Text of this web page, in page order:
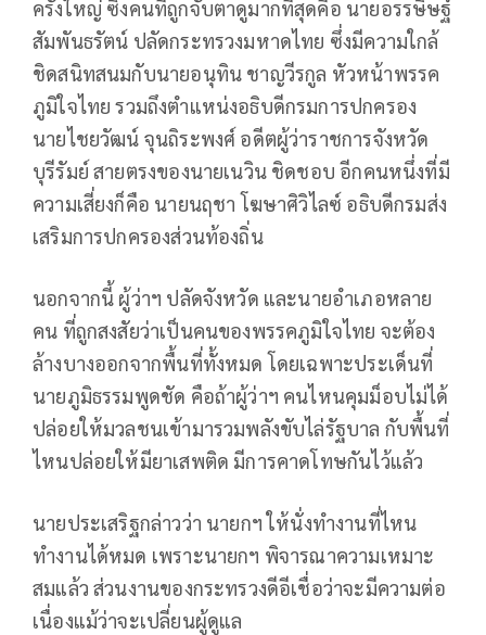
ครั้งใหญ่ ซึ่งคนที่ถูกจับตาดูมากที่สุดคือ นายอรรษิษฐ์
สัมพันธรัตน์ ปลัดกระทรวงมหาดไทย ซึ่งมีความใกล้
ชิดสนิทสนมกับนายอนุทิน ชาญวีรกูล หัวหน้าพรรค
ภูมิใจไทย รวมถึงตำแหน่งอธิบดีกรมการปกครอง
นายไชยวัฒน์ จุนถิระพงศ์ อดีตผู้ว่าราชการจังหวัด
บุรีรัมย์ สายตรงของนายเนวิน ชิดชอบ อีกคนหนึ่งที่มี
ความเสี่ยงก็คือ นายนฤชา โฆษาศิวิไลซ์ อธิบดีกรมส่ง
เสริมการปกครองส่วนท้องถิ่น
นอกจากนี้ ผู้ว่าฯ ปลัดจังหวัด และนายอำเภอหลาย
คน ที่ถูกสงสัยว่าเป็นคนของพรรคภูมิใจไทย จะต้อง
ล้างบางออกจากพื้นที่ทั้งหมด โดยเฉพาะประเด็นที่
นายภูมิธรรมพูดชัด คือถ้าผู้ว่าฯ คนไหนคุมม็อบไม่ได้
ปล่อยให้มวลชนเข้ามารวมพลังขับไล่รัฐบาล กับพื้นที่
ไหนปล่อยให้มียาเสพติด มีการคาดโทษกันไว้แล้ว
นายประเสริฐกล่าวว่า นายกฯ ให้นั่งทำงานที่ไหน
ทำงานได้หมด เพราะนายกฯ พิจารณาความเหมาะ
สมแล้ว ส่วนงานของกระทรวงดีอีเชื่อว่าจะมีความต่อ
เนื่องแม้ว่าจะเปลี่ยนผู้ดูแล